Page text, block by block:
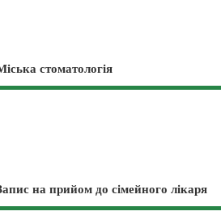
стоматологія
на прийом до сімейного лікаря